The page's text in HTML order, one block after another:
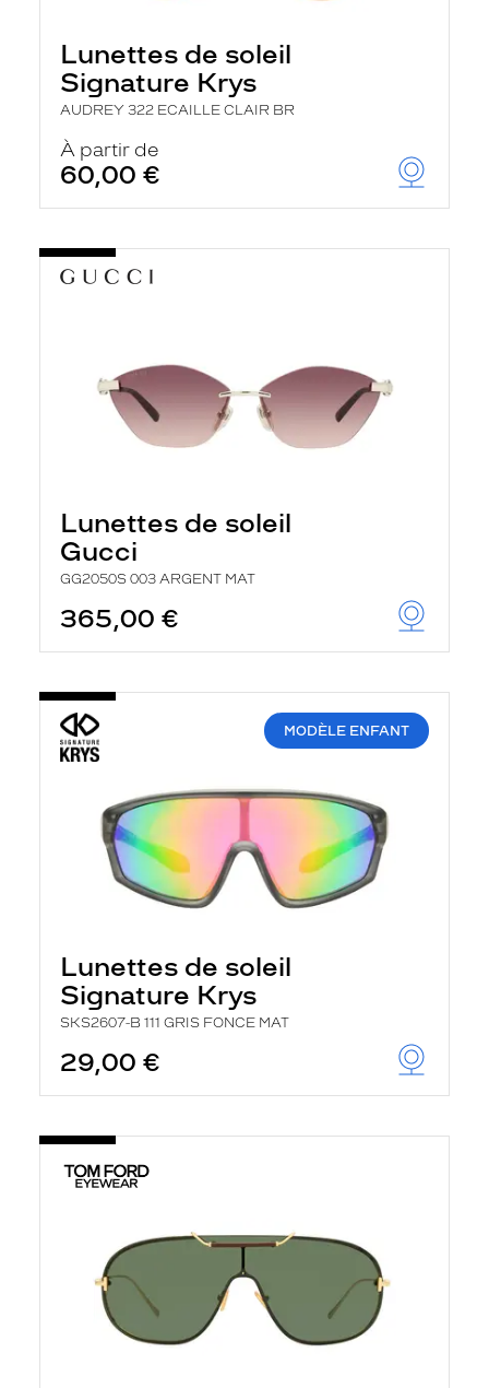
Lunettes de soleil
Signature Krys
AUDREY 322 ECAILLE CLAIR BR
À partir de
60,00 €
Lunettes de soleil
Gucci
GG2050S 003 ARGENT MAT
365,00 €
MODÈLE ENFANT
Lunettes de soleil
Signature Krys
SKS2607-B 111 GRIS FONCE MAT
29,00 €